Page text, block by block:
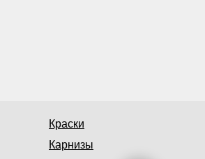
Краски
Карнизы